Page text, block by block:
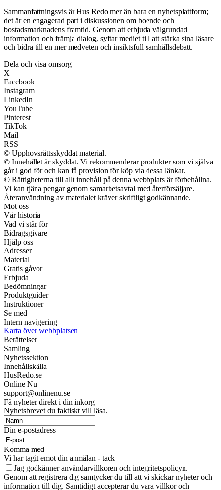
Sammanfattningsvis är Hus Redo mer än bara en nyhetsplattform;
det är en engagerad part i diskussionen om boende och
bostadsmarknadens framtid. Genom att erbjuda välgrundad
information och främja dialog, syftar mediet till att stärka sina läsare
och bidra till en mer medveten och insiktsfull samhällsdebatt.
Dela och visa omsorg
X
Facebook
Instagram
LinkedIn
YouTube
Pinterest
TikTok
Mail
RSS
© Upphovsrättsskyddat material.
© Innehållet är skyddat. Vi rekommenderar produkter som vi själva
går i god för och kan få provision för köp via dessa länkar.
© Rättigheterna till allt innehåll på denna webbplats är förbehållna.
Vi kan tjäna pengar genom samarbetsavtal med återförsäljare.
Återanvändning av materialet kräver skriftligt godkännande.
Möt oss
Vår historia
Vad vi står för
Bidragsgivare
Hjälp oss
Adresser
Material
Gratis gåvor
Erbjuda
Bedömningar
Produktguider
Instruktioner
Se med
Intern navigering
Karta över webbplatsen
Berättelser
Samling
Nyhetssektion
Innehållskälla
HusRedo.se
Online Nu
support@onlinenu.se
Få nyheter direkt i din inkorg
Nyhetsbrevet du faktiskt vill läsa.
Din e-postadress
Komma med
Vi har tagit emot din anmälan - tack
Jag godkänner användarvillkoren och integritetspolicyn.
Genom att registrera dig samtycker du till att vi skickar nyheter och
information till dig. Samtidigt accepterar du våra villkor och